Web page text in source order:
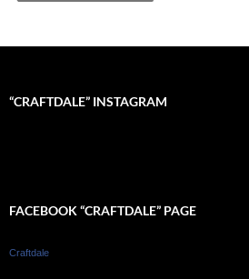
“CRAFTDALE” INSTAGRAM
FACEBOOK “CRAFTDALE” PAGE
Craftdale